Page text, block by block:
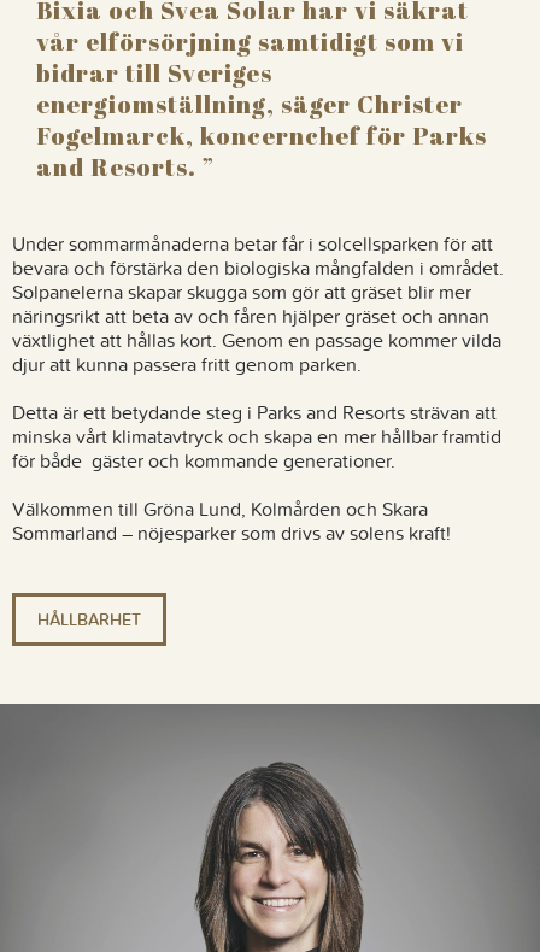
Bixia och Svea Solar har vi säkrat
vår elförsörjning samtidigt som vi
bidrar till Sveriges
energiomställning, säger Christer
Fogelmarck, koncernchef för Parks
and Resorts.
Under sommarmånaderna betar får i solcellsparken för att
bevara och förstärka den biologiska mångfalden i området.
Solpanelerna skapar skugga som gör att gräset blir mer
näringsrikt att beta av och fåren hjälper gräset och annan
växtlighet att hållas kort. Genom en passage kommer vilda
djur att kunna passera fritt genom parken.
Detta är ett betydande steg i Parks and Resorts strävan att
minska vårt klimatavtryck och skapa en mer hållbar framtid
för både gäster och kommande generationer.
Välkommen till Gröna Lund, Kolmården och Skara
Sommarland – nöjesparker som drivs av solens kraft!
HÅLLBARHET